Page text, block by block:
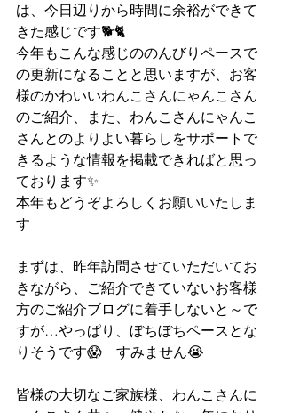
は、今日辺りから時間に余裕ができて
きた感じです🐕🐈
今年もこんな感じののんびりペースで
の更新になることと思いますが、お客
様のかわいいわんこさんにゃんこさん
のご紹介、また、わんこさんにゃんこ
さんとのよりよい暮らしをサポートで
きるような情報を掲載できればと思っ
ております✨
本年もどうぞよろしくお願いいたしま
す
まずは、昨年訪問させていただいてお
きながら、ご紹介できていないお客様
方のご紹介ブログに着手しないと～で
すが…やっぱり、ぼちぼちペースとな
りそうです😱　すみません😭
皆様の大切なご家族様、わんこさんに